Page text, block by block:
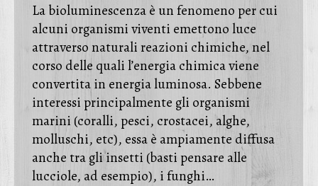
La bioluminescenza è un fenomeno per cui
alcuni organismi viventi emettono luce
attraverso naturali reazioni chimiche, nel
corso delle quali l’energia chimica viene
convertita in energia luminosa. Sebbene
interessi principalmente gli organismi
marini (coralli, pesci, crostacei, alghe,
molluschi, etc), essa è ampiamente diffusa
anche tra gli insetti (basti pensare alle
lucciole, ad esempio), i funghi…